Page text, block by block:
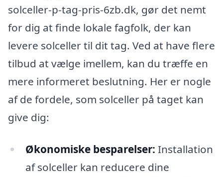
solceller-p-tag-pris-6zb.dk, gør det nemt
for dig at finde lokale fagfolk, der kan
levere solceller til dit tag. Ved at have flere
tilbud at vælge imellem, kan du træffe en
mere informeret beslutning. Her er nogle
af de fordele, som solceller på taget kan
give dig:
Økonomiske besparelser: Installation
af solceller kan reducere dine